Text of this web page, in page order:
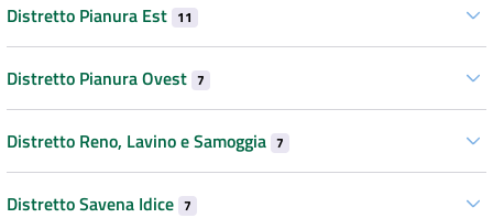
Distretto Pianura Est 11
Distretto Pianura Ovest 7
Distretto Reno, Lavino e Samoggia 7
Distretto Savena Idice 7